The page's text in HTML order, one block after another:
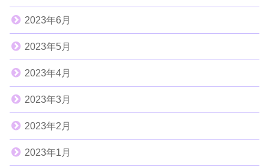
2023年6月
2023年5月
2023年4月
2023年3月
2023年2月
2023年1月